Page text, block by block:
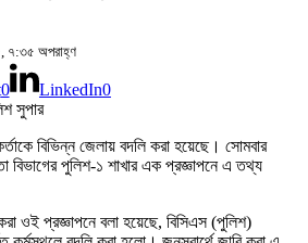
৭:৩৫ অপরাহ্ণ
0 LinkedIn0
বিভিন্ন জেলায় বদলি করা হয়েছে। সোমবার
বিভাগের পুলিশ-১ শাখার এক প্রজ্ঞাপনে এ তথ্য
ওই প্রজ্ঞাপনে বলা হয়েছে, বিসিএস (পুলিশ)